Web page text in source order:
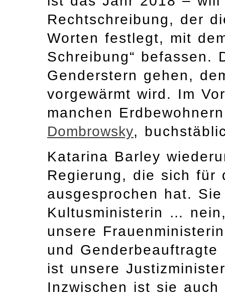
Rechtschreibung, der
Worten festlegt, mit
Schreibung“ befassen.
Genderstern gehen,
vorgewärmt wird. Im
manchen
Dombrowsky,
Katarina Barley
Regierung, die sich für
ausgesprochen hat.
Kultusministerin …
unsere
und
ist unsere
Inzwischen ist sie